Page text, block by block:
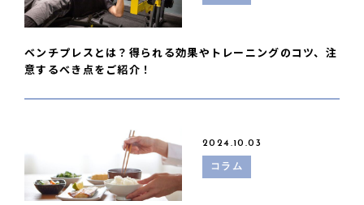
ベンチプレスとは？得られる効果やトレーニングのコツ、注
意するべき点をご紹介！
2024.10.03
コラム